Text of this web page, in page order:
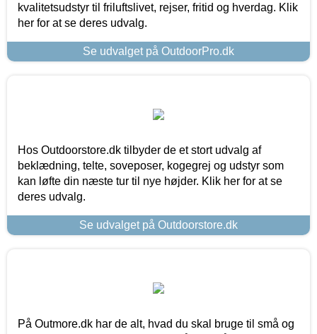
kvalitetsudstyr til friluftslivet, rejser, fritid og hverdag. Klik
her for at se deres udvalg.
Se udvalget på OutdoorPro.dk
Hos Outdoorstore.dk tilbyder de et stort udvalg af
beklædning, telte, soveposer, kogegrej og udstyr som
kan løfte din næste tur til nye højder. Klik her for at se
deres udvalg.
Se udvalget på Outdoorstore.dk
På Outmore.dk har de alt, hvad du skal bruge til små og